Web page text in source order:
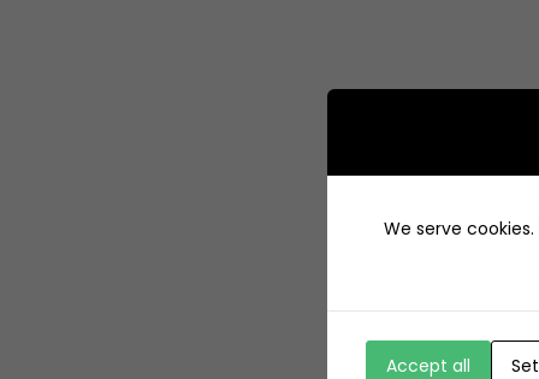
We serve
Accept all